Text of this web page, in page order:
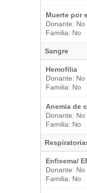
Muerte por
Donante: No
Familia: No
Sangre
Hemofilia
Donante: No
Familia: No
Anemia de
Donante: No
Familia: No
Enfisema/
Donante: No
Familia: No